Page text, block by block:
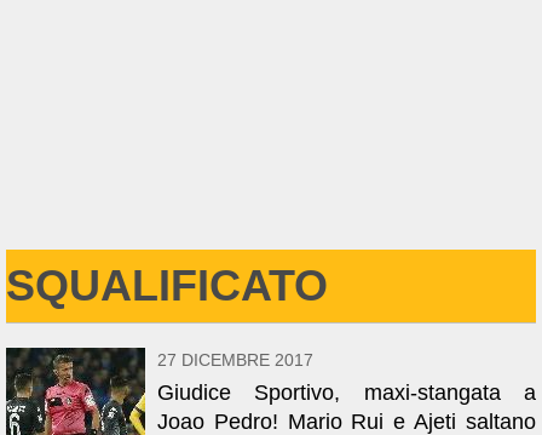
SQUALIFICATO
27 DICEMBRE 2017
Giudice Sportivo, maxi-stangata a
Joao Pedro! Mario Rui e Ajeti saltano